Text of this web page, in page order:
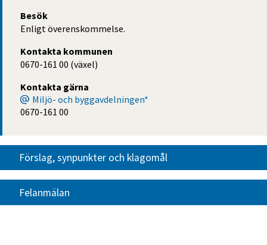
Besök
Enligt överenskommelse.
Kontakta kommunen
0670-161 00 (växel)
Kontakta gärna
Miljö- och byggavdelningen*
0670-161 00
Förslag, synpunkter och klagomål
Felanmälan